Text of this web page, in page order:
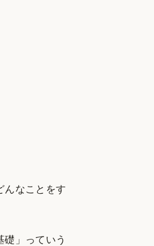
んなことをす
」っていう